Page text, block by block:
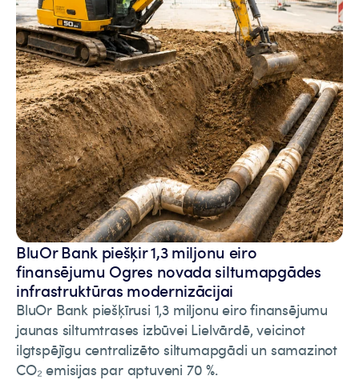
BluOr Bank piešķir 1,3 miljonu eiro
finansējumu Ogres novada siltumapgādes
infrastruktūras modernizācijai
BluOr Bank piešķīrusi 1,3 miljonu eiro finansējumu
jaunas siltumtrases izbūvei Lielvārdē, veicinot
ilgtspējīgu centralizēto siltumapgādi un samazinot
CO₂ emisijas par aptuveni 70 %.